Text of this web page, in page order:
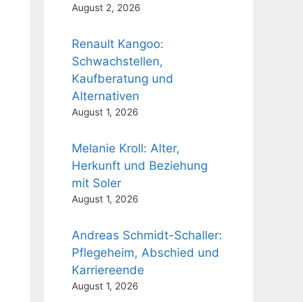
August 2, 2026
Renault Kangoo:
Schwachstellen,
Kaufberatung und
Alternativen
August 1, 2026
Melanie Kroll: Alter,
Herkunft und Beziehung
mit Soler
August 1, 2026
Andreas Schmidt-Schaller:
Pflegeheim, Abschied und
Karriereende
August 1, 2026